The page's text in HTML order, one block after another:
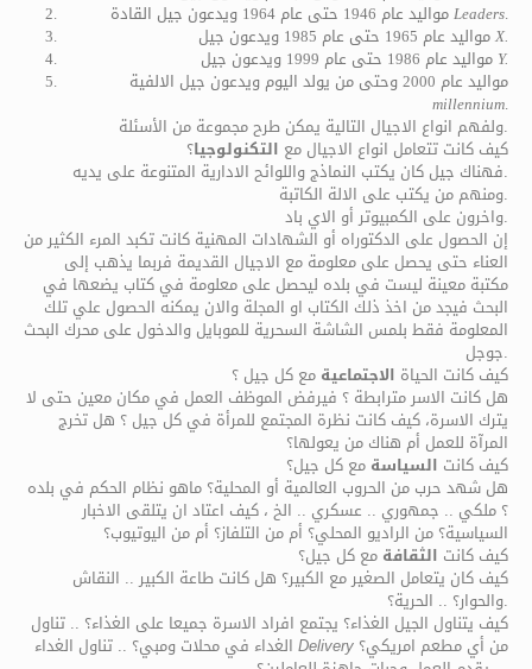
Leaders.
X.
Y.
مواليد عام 2000 وحتى من يولد اليوم ويدعون جيل الالفية
millennium.
ولفهم انواع الاجيال التالية يمكن طرح مجموعة من الأسئلة.
كيف كانت تتعامل انواع الاجيال مع التكنولوجيا؟
فهناك جيل كان يكتب النماذج واللوائح الادارية المتنوعة على يديه.
ومنهم من يكتب على الالة الكاتبة.
واخرون على الكمبيوتر أو الاي باد.
إن الحصول على الدكتوراه أو الشهادات المهنية كانت تكبد المرء الكثير من
العناء حتى يحصل على معلومة مع الاجيال القديمة فربما يذهب إلى
مكتبة معينة ليست في بلده ليحصل على معلومة في كتاب يضعها في
البحث فيجد من اخذ ذلك الكتاب او المجلة والان يمكنه الحصول علي تلك
المعلومة فقط بلمس الشاشة السحرية للموبايل والدخول على محرك البحث
جوجل.
كيف كانت الحياة الاجتماعية مع كل جيل ؟
هل كانت الاسر مترابطة ؟ فيرفض الموظف العمل في مكان معين حتى لا
يترك الاسرة، كيف كانت نظرة المجتمع للمرأة في كل جيل ؟ هل تخرج
المرآة للعمل أم هناك من يعولها؟
كيف كانت السياسة مع كل جيل؟
هل شهد حرب من الحروب العالمية أو المحلية؟ ماهو نظام الحكم في بلده
؟ ملكي .. جمهوري .. عسكري .. الخ ، كيف اعتاد ان يتلقى الاخبار
السياسية؟ من الراديو المحلي؟ أم من التلفاز؟ أم من اليوتيوب؟
كيف كانت الثقافة مع كل جيل؟
كيف كان يتعامل الصغير مع الكبير؟ هل كانت طاعة الكبير .. النقاش
والحوار؟ .. الحرية؟.
كيف يتناول الجيل الغذاء؟ يجتمع افراد الاسرة جميعا على الغذاء؟ .. تناول
Delivery